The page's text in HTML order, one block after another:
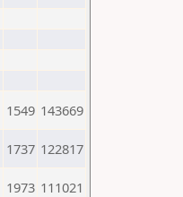
1549 143669
1737 122817
1973 111021